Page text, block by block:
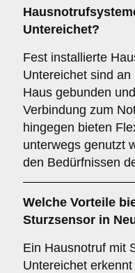
Untereichet?
Fest installierte
Untereichet sind
Haus gebunden
Verbindung zum
hingegen bieten
unterwegs genutzt
den Bedürfnissen
Welche Vorteile
Sturzsensor in
Ein Hausnotruf mit
Untereichet